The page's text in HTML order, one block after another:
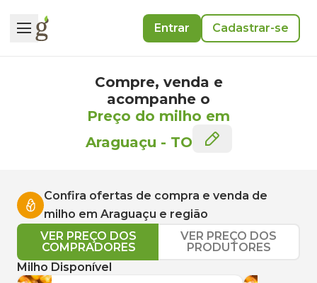
Entrar Cadastrar-se
Compre, venda e
acompanhe o
Preço do milho em
Araguaçu - TO
Confira ofertas de compra e venda de
milho em Araguaçu e região
VER PREÇO DOS
COMPRADORES
VER PREÇO DOS
PRODUTORES
Milho Disponível